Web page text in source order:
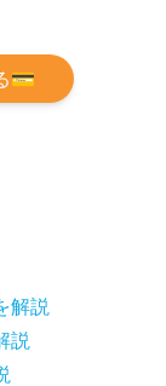
💳
解説
説